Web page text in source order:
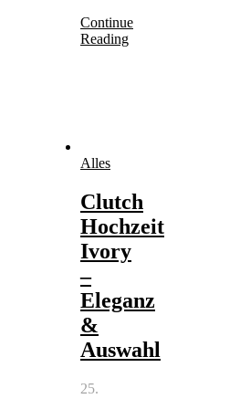
Continue
Reading
Alles
Clutch
Hochzeit
Ivory
–
Eleganz
&
Auswahl
25.